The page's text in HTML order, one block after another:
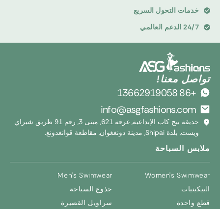
خدمات التحول السريع
24/7 الدعم العالمي
تواصل معنا!
+86 13662919058
info@asgfashions.com
حديقة بيج كاب الإبداعية, غرفة 621, مبنى 3, رقم 91 طريق شيراي
ويست, بلدة Shipai, مدينة دونغغوان, مقاطعة قوانغدونغ.
ملابس السباحة
Women's Swimwear
البيكينيات
قطع واحدة
Men's Swimwear
جذوع السباحة
سراويل القصيرة